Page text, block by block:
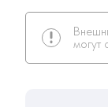
могут